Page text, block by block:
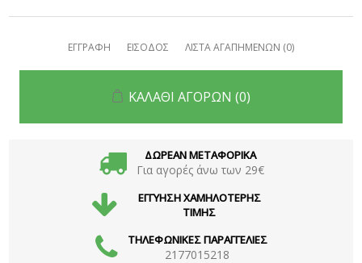
ΕΓΓΡΑΦΗ ΕΙΣΟΔΟΣ ΛΙΣΤΑ ΑΓΑΠΗΜΕΝΩΝ (0)
ΚΑΛΑΘΙ ΑΓΟΡΩΝ (0)
ΔΩΡΕΑΝ ΜΕΤΑΦΟΡΙΚΑ
Για αγορές άνω των 29€
ΕΓΓΥΗΣΗ ΧΑΜΗΛΟΤΕΡΗΣ
ΤΙΜΗΣ
ΤΗΛΕΦΩΝΙΚΕΣ ΠΑΡΑΓΓΕΛΙΕΣ
2177015218